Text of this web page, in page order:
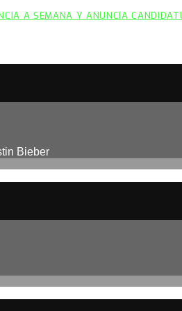
A SEMANA Y ANUNCIA
Bieber